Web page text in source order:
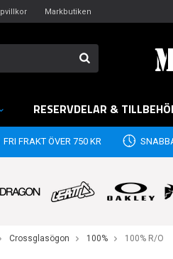
Markbutiken
RESERVDELAR &
FRAKT ÖVER 750 KR
Crossglasögon 100% 100% R/O